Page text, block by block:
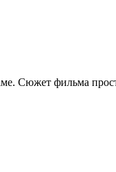
Сюжет фильма